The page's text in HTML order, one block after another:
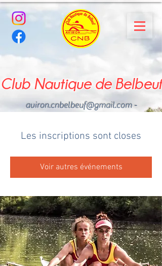
Club Nautique de Belbeuf
aviron.cnbelbeuf@gmail.com-
Les inscriptions sont closes
Voir autres événements